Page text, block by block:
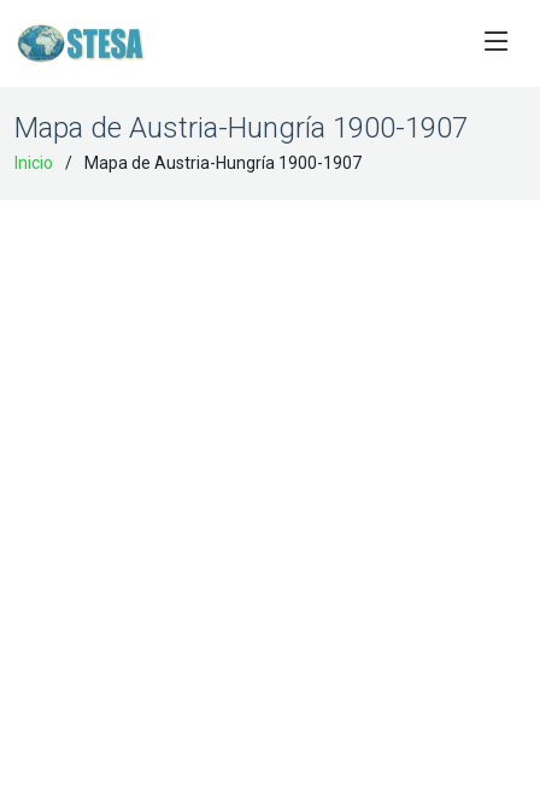
Mapa de Austria-Hungría 1900-1907
Inicio Mapa de Austria-Hungría 1900-1907